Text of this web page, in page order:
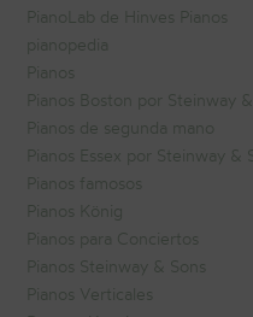
PianoLab de Hinves Pianos
pianopedia
Pianos
Pianos Boston por Steinway
Pianos de segunda mano
Pianos Essex por Steinway &
Pianos famosos
Pianos König
Pianos para Conciertos
Pianos Steinway & Sons
Pianos Verticales